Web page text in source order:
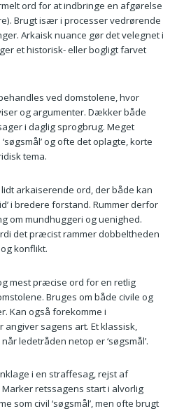
ord for at indbringe en afgørelse
Brugt især i processer vedrørende
Arkaisk nuance gør det velegnet i
et historisk- eller bogligt farvet
ved domstolene, hvor
og argumenter. Dækker både
i daglig sprogbrug. Meget
og ofte det oplagte, korte
tema.
lidt arkaiserende ord, der både kan
i bredere forstand. Rummer derfor
om mundhuggeri og uenighed.
det præcist rammer dobbeltheden
konflikt.
mest præcise ord for en retlig
Bruges om både civile og
Kan også forekomme i
sagens art. Et klassisk,
ledetråden netop er ‘søgsmål’.
i en straffesag, rejst af
retssagens start i alvorlig
som civil ‘søgsmål’, men ofte brugt